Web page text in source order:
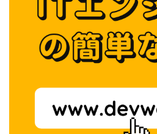
選抜会議を実施 ※案件を持ち寄
アに近づけて、 会社が定める条件
に近いプロジェクトはどれかを選抜
までの経歴や今後の方向性を確認す
る 4お客様やプロジェクトメンバー
と顔合わせを実施し、参画するプロ